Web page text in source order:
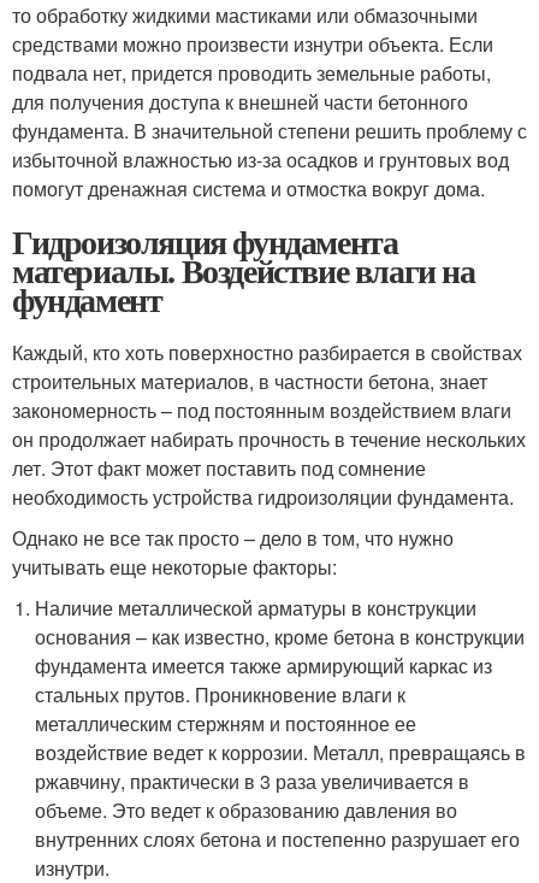
то обработку жидкими мастиками или обмазочными
средствами можно произвести изнутри объекта. Если
подвала нет, придется проводить земельные работы,
для получения доступа к внешней части бетонного
фундамента. В значительной степени решить проблему с
избыточной влажностью из-за осадков и грунтовых вод
помогут дренажная система и отмостка вокруг дома.
Гидроизоляция фундамента
материалы. Воздействие влаги на
фундамент
Каждый, кто хоть поверхностно разбирается в свойствах
строительных материалов, в частности бетона, знает
закономерность – под постоянным воздействием влаги
он продолжает набирать прочность в течение нескольких
лет. Этот факт может поставить под сомнение
необходимость устройства гидроизоляции фундамента.
Однако не все так просто – дело в том, что нужно
учитывать еще некоторые факторы:
Наличие металлической арматуры в конструкции
основания – как известно, кроме бетона в конструкции
фундамента имеется также армирующий каркас из
стальных прутов. Проникновение влаги к
металлическим стержням и постоянное ее
воздействие ведет к коррозии. Металл, превращаясь в
ржавчину, практически в 3 раза увеличивается в
объеме. Это ведет к образованию давления во
внутренних слоях бетона и постепенно разрушает его
изнутри.